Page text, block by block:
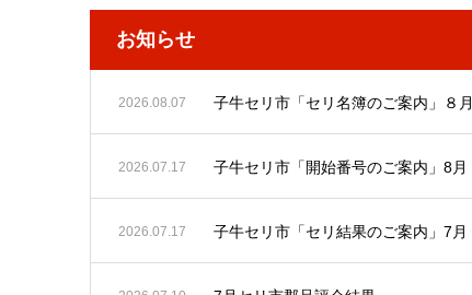
お知らせ
2026.08.07 子牛セリ市「セリ名簿のご案内」８月
2026.07.17 子牛セリ市「開始番号のご案内」8月
2026.07.17 子牛セリ市「セリ結果のご案内」7月